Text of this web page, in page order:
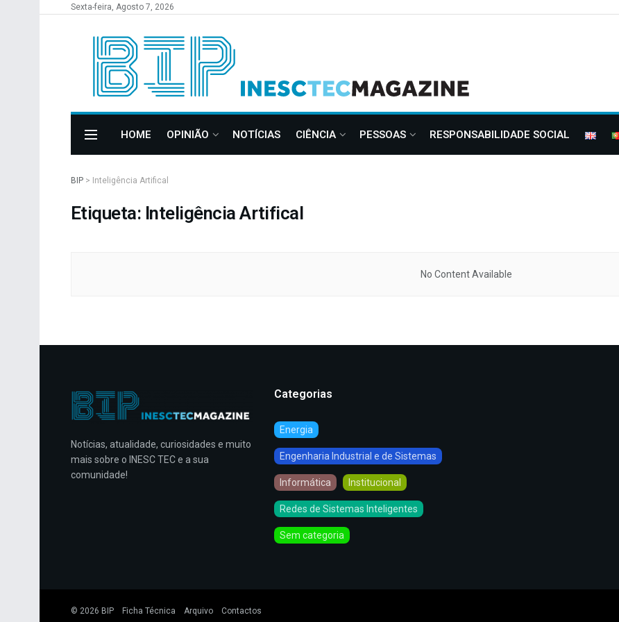
Sexta-feira, Agosto 7, 2026
HOME OPINIÃO NOTÍCIAS CIÊNCIA PESSOAS RESPONSABILIDADE SOCIAL
BIP > Inteligência Artifical
Etiqueta: Inteligência Artifical
No Content Available
Notícias, atualidade, curiosidades e muito
mais sobre o INESC TEC e a sua
comunidade!
Categorias
Energia
Engenharia Industrial e de Sistemas
Informática Institucional
Redes de Sistemas Inteligentes
Sem categoria
© 2026 BIP Ficha Técnica Arquivo Contactos